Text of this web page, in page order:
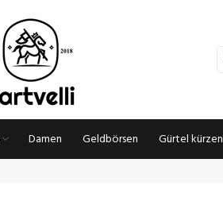
Damen Geldbörsen Gürtel kürzen